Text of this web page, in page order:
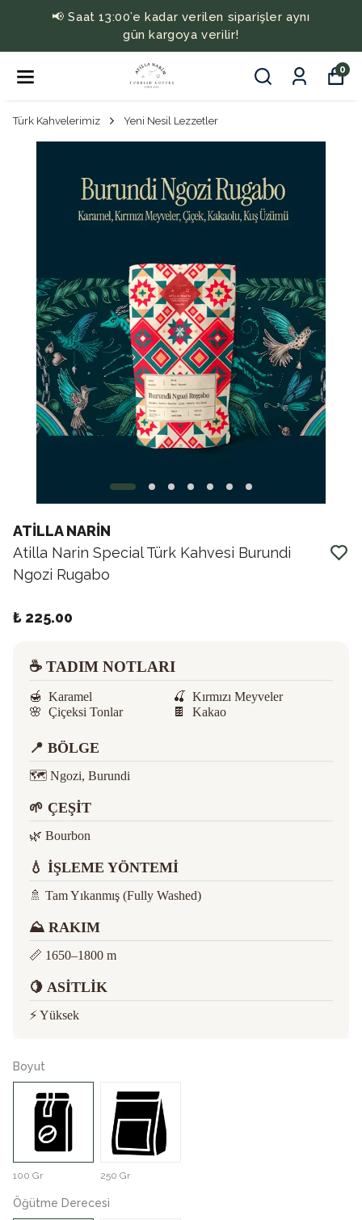
📢 Saat 13:00’e kadar verilen siparişler aynı
gün kargoya verilir!
0
Türk Kahvelerimiz Yeni Nesil Lezzetler
ATİLLA NARİN
Atilla Narin Special Türk Kahvesi Burundi
Ngozi Rugabo
₺ 225.00
☕️ TADIM NOTLARI
🍯 Karamel 🍒
Kırmızı Meyveler
🌸 Çiçeksi Tonlar 🍫 Kakao
📍 BÖLGE
🗺️ Ngozi, Burundi
🌱 ÇEŞİT
🌿 Bourbon
💧 İŞLEME YÖNTEMİ
🚿 Tam Yıkanmış (Fully Washed)
⛰ RAKIM
📏 1650–1800 m
🍋 ASİTLİK
⚡️ Yüksek
Boyut
100 Gr 250 Gr
Öğütme Derecesi